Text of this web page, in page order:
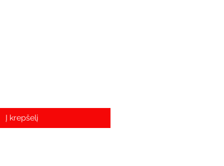
Į krepšelį